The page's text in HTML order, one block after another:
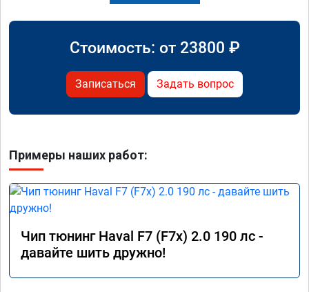
Стоимость: от 23800 ₽
Записаться Задать вопрос
Примеры наших работ:
Чип тюнинг Haval F7 (F7x) 2.0 190 лс -
давайте шить дружно!